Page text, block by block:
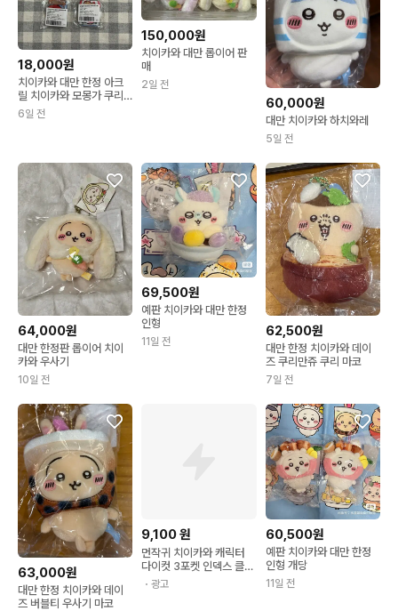
18,000원
치이카와 대만 한정 아크
릴 치이카와 모몽가 쿠리
만쥬 시사
6일 전
150,000원
치이카와 대만 롭이어 판
매
2일 전
60,000원
대만 치이카와 하치와레
5일 전
64,000원
대만 한정판 롭이어 치이
카와 우사기
10일 전
69,500원
예판 치이카와 대만 한정
인형
11일 전
62,500원
대만 한정 치이카와 데이
즈 쿠리만쥬 쿠리 마코
7일 전
63,000원
대만 한정 치이카와 데이
즈 버블티 우사기 마코
9,100원
먼작귀 치이카와 캐릭터
다이컷 3포켓 인덱스 클리
어 파일(일)) 010115
・광고
60,500원
예판 치이카와 대만 한정
인형 개당
11일 전